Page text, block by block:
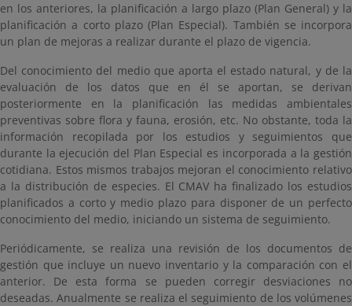
en los anteriores, la planificación a largo plazo (Plan General) y la
planificación a corto plazo (Plan Especial). También se incorpora
un plan de mejoras a realizar durante el plazo de vigencia.
Del conocimiento del medio que aporta el estado natural, y de la
evaluación de los datos que en él se aportan, se derivan
posteriormente en la planificación las medidas ambientales
preventivas sobre flora y fauna, erosión, etc. No obstante, toda la
información recopilada por los estudios y seguimientos que
durante la ejecución del Plan Especial es incorporada a la gestión
cotidiana. Estos mismos trabajos mejoran el conocimiento relativo
a la distribución de especies. El CMAV ha finalizado los estudios
planificados a corto y medio plazo para disponer de un perfecto
conocimiento del medio, iniciando un sistema de seguimiento.
Periódicamente, se realiza una revisión de los documentos de
gestión que incluye un nuevo inventario y la comparación con el
anterior. De esta forma se pueden corregir desviaciones no
deseadas. Anualmente se realiza el seguimiento de los volúmenes